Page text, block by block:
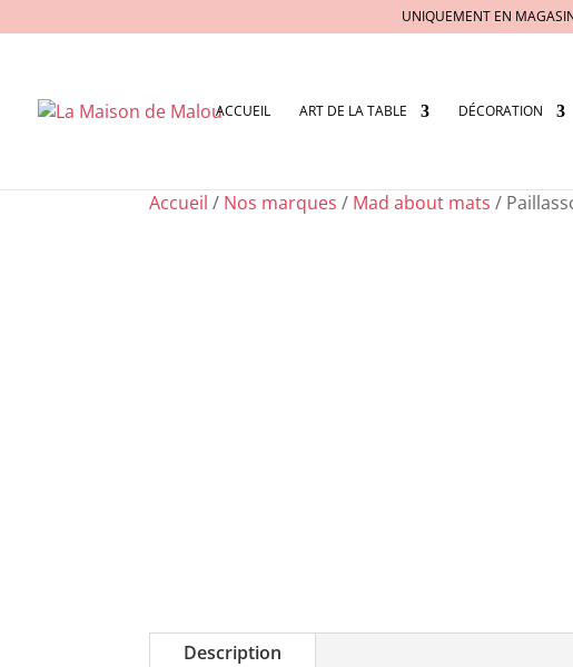
UNIQUEMENT EN
ACCUEIL ART DE LA TABLE DÉCORATION
Accueil / Nos marques / Mad about mats /
Description